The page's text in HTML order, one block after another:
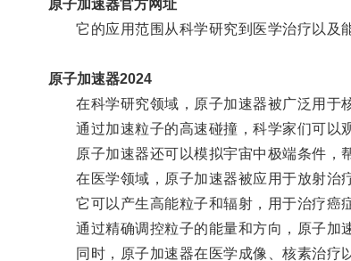
原子加速器官方网址
它的应用范围从科学研究到医学治疗以及能
原子加速器2024
在科学研究领域，原子加速器被广泛用于核
通过加速粒子的高速碰撞，科学家们可以观
原子加速器还可以模拟宇宙中极端条件，帮
在医学领域，原子加速器被应用于放射治疗
它可以产生高能粒子和辐射，用于治疗癌症
通过精确调控粒子的能量和方向，原子加速
同时，原子加速器在医学成像、核素治疗以